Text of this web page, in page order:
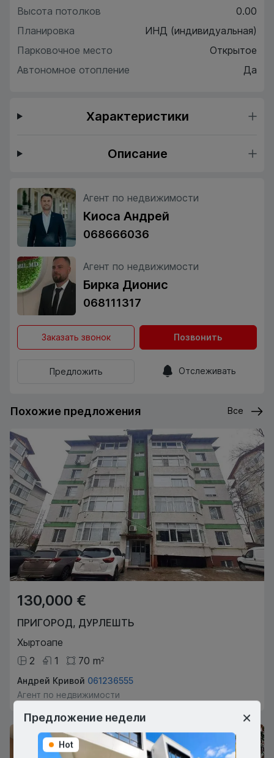
Высота потолков
0.00
Планировка
ИНД (индивидуальная)
Парковочное место
Открытое
Автономное отопление
Да
Характеристики
Описание
Агент по недвижимости
Киоса Андрей
068666036
Агент по недвижимости
Бирка Дионис
068111317
Заказать звонок Позвонить
Предложить Отслеживать
Похожие предложения Все
130,000 €
ПРИГОРОД, ДУРЛЕШТЬ
Хыртоапе
2
1 70 m2
Андрей Кривой 061236555
Агент по недвижимости
Предложение недели
Hot Hot